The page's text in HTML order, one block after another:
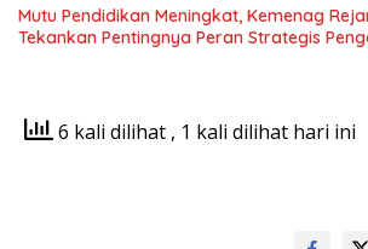
Mutu Pendidikan Meningkat, Kemenag
Tekankan Pentingnya Peran Strategis
6 kali dilihat , 1 kali dilihat hari ini